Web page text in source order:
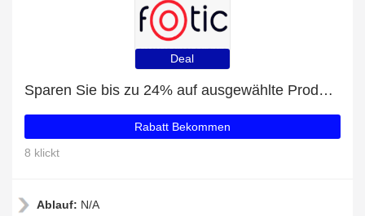
Deal
Sparen Sie bis zu 24% auf ausgewählte Produkte
Rabatt Bekommen
8 klickt
Ablauf: N/A